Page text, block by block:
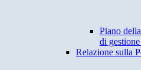
Piano
di gestione
Relazione sulla